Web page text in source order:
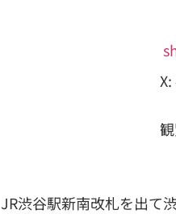
JR渋谷駅新南改札を出て